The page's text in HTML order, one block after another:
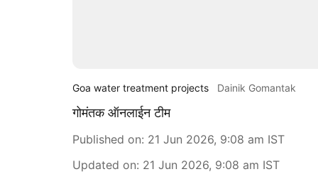
Goa water treatment projects Dainik Gomantak
गोमंतक ऑनलाईन टीम
Published on: 21 Jun 2026, 9:08 am IST
Updated on: 21 Jun 2026, 9:08 am IST